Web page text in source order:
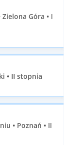
Góra • I
• II stopnia
• Poznań • II